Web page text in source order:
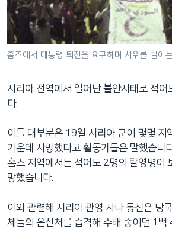
메
비
션
이
검
홈즈에서 대통령 퇴진을 요구하며 시위를 벌이
시리아 전역에서 일어난 불안사태로 적어
다.
이들 대부분은 19일 시리아 군이 몇몇 지
가운데 사망했다고 활동가들은 말했습니
홈스 지역에서는 적어도 2명의 탈영병이
망했습니다.
이와 관련해 시리아 관영 사나 통신은 당
체들의 은신처를 습격해 수배 중이던 1백